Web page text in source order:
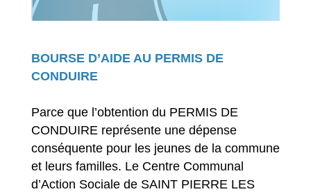
BOURSE D’AIDE AU PERMIS DE
CONDUIRE
Parce que l’obtention du PERMIS DE
CONDUIRE représente une dépense
conséquente pour les jeunes de la commune
et leurs familles. Le Centre Communal
d’Action Sociale de SAINT PIERRE LES